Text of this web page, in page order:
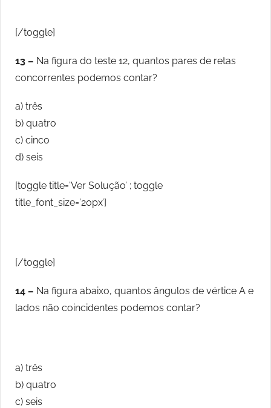
[/toggle]
13 – Na figura do teste 12, quantos pares de retas
concorrentes podemos contar?
a) três
b) quatro
c) cinco
d) seis
[toggle title=’Ver Solução’ ; toggle
title_font_size=’20px’]
[/toggle]
14 – Na figura abaixo, quantos ângulos de vértice A e
lados não coincidentes podemos contar?
a) três
b) quatro
c) seis